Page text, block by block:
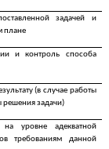
задачей и
плане
и контроль способа
(в случае работы
решения задачи)
на уровне адекватной
требованиям данной